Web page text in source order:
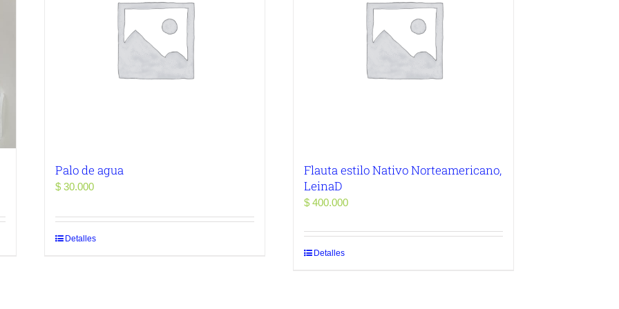
Palo de agua
$30.000
Detalles
Flauta estilo Nativo Norteamericano,
LeinaD
$400.000
Detalles